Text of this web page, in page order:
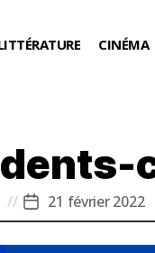
CINÉMA
Date
de
l’article
21 février 2022